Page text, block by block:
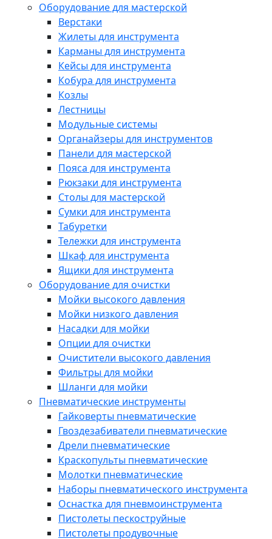
Оборудование для мастерской
Верстаки
Жилеты для инструмента
Карманы для инструмента
Кейсы для инструмента
Кобура для инструмента
Козлы
Лестницы
Модульные системы
Органайзеры для инструментов
Панели для мастерской
Пояса для инструмента
Рюкзаки для инструмента
Столы для мастерской
Сумки для инструмента
Табуретки
Тележки для инструмента
Шкаф для инструмента
Ящики для инструмента
Оборудование для очистки
Мойки высокого давления
Мойки низкого давления
Насадки для мойки
Опции для очистки
Очистители высокого давления
Фильтры для мойки
Шланги для мойки
Пневматические инструменты
Гайковерты пневматические
Гвоздезабиватели пневматические
Дрели пневматические
Краскопульты пневматические
Молотки пневматические
Наборы пневматического инструмента
Оснастка для пневмоинструмента
Пистолеты пескоструйные
Пистолеты продувочные